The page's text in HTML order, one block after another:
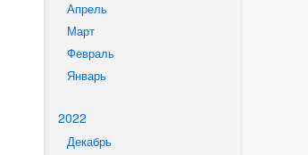
Апрель
Март
Февраль
Январь
2022
Декабрь